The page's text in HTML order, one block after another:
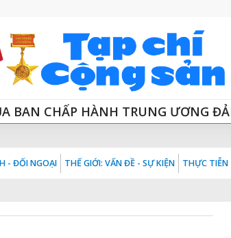
BAN CHẤP HÀNH TRUNG ƯƠNG
- ĐỐI NGOẠI THẾ GIỚI: VẤN ĐỀ - SỰ KIỆN THỰC TIỄN